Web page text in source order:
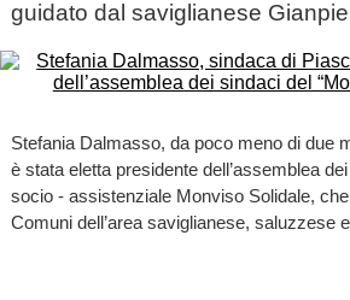
guidato dal saviglianese
Stefania Dalmasso, da poco meno di due
è stata eletta presidente dell’assemblea
socio - assistenziale Monviso Solidale,
Comuni dell’area saviglianese, saluzzese